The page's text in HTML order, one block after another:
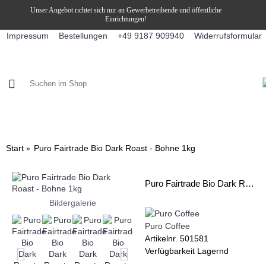
Unser Angebot richtet sich nur an Gewerbetreibende und öffentliche
Einrichtungen!
Impressum Bestellungen +49 9187 909940 Widerrufsformular
Start Puro Fairtrade Bio Dark Roast - Bohne 1kg
Bildergalerie
Puro Fairtrade Bio Dark Roast - Bohne 1kg
Puro Coffee
Artikelnr. 501581
Verfügbarkeit Lagernd